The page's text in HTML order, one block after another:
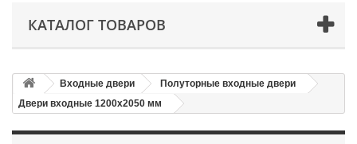
КАТАЛОГ ТОВАРОВ
Входные двери
Полуторные входные двери
Двери входные 1200х2050 мм